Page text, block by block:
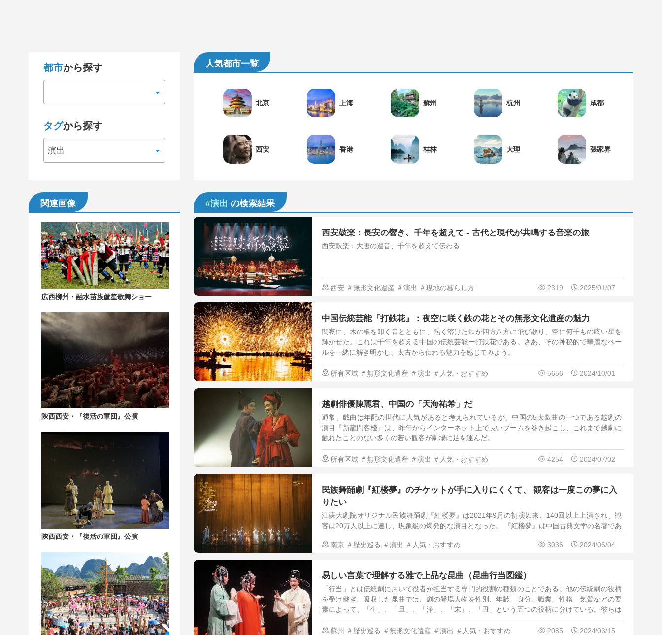
都市から探す
タグから探す
演出
関連画像
広西柳州・融水苗族蘆笙歌舞ショー
陝西西安・『復活の軍団』公演
陝西西安・『復活の軍団』公演
人気都市一覧
北京 上海 蘇州 杭州 成都
西安 香港 桂林 大理 張家界
#演出 の検索結果
西安鼓楽：長安の響き、千年を超えて - 古代と現代が共鳴する音楽の旅
西安鼓楽：大唐の遺音、千年を超えて伝わる
西安 ＃無形文化遺産 ＃演出 ＃現地の暮らし方 2319 2025/01/07
中国伝統芸能『打鉄花』：夜空に咲く鉄の花とその無形文化遺産の魅力
闇夜に、木の板を叩く音とともに、熱く溶けた鉄が四方八方に飛び散り、空に何千もの眩い星を
輝かせた。これは千年を超える中国の伝統芸能ー打鉄花である。さあ、その神秘的で華麗なベー
ルを一緒に解き明かし、太古から伝わる魅力を感じてみよう。
所有区域 ＃無形文化遺産 ＃演出 ＃人気・おすすめ 5656 2024/10/01
越劇俳優陳麗君、中国の「天海祐希」だ
通常、戯曲は年配の世代に人気があると考えられているが、中国の5大戯曲の一つである越劇の
演目『新龍門客棧』は、昨年からインターネット上で長いブームを巻き起こし、これまで越劇に
触れたことのない多くの若い観客が劇場に足を運んだ。
所有区域 ＃無形文化遺産 ＃演出 ＃人気・おすすめ 4254 2024/07/02
民族舞踊劇『紅楼夢』のチケットが手に入りにくくて、 観客は一度この夢に入
りたい
江蘇大劇院オリジナル民族舞踊劇『紅楼夢』は2021年9月の初演以来、140回以上上演され、観
客は20万人以上に達し、現象級の爆発的な演目となった。 『紅楼夢』は中国古典文学の名著であ
り、古今を貫く精神的な宝物でもあるため、その改編は注目されるに違いない。
南京 ＃歴史巡る ＃演出 ＃人気・おすすめ 3036 2024/06/04
易しい言葉で理解する雅で上品な昆曲（昆曲行当図鑑）
「行当」とは伝統劇において役者が担当する専門的役割の種類のことである。他の伝統劇の役柄
を受け継ぎ、吸収した昆曲では、劇の登場人物を性別、年齢、身分、職業、性格、気質などの要
素によって、「生」、「旦」、「浄」、「末」、「丑」という五つの役柄に分けている。彼らは
それぞれ異なるセリフ回し、表現方法を専門的に学んでおり、化粧や衣服などもそれぞれ異な
る。蘇州 ＃歴史巡る ＃無形文化遺産 ＃演出 ＃人気・おすすめ 2085 2024/03/15